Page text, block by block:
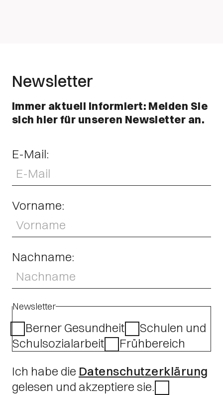
Newsletter
Immer aktuell informiert: Melden Sie
sich hier für unseren Newsletter an.
E-Mail:
Vorname:
Nachname:
Newsletter
Berner Gesundheit
Schulen und
Schulsozialarbeit
Frühbereich
Ich habe die Datenschutzerklärung
gelesen und akzeptiere sie.